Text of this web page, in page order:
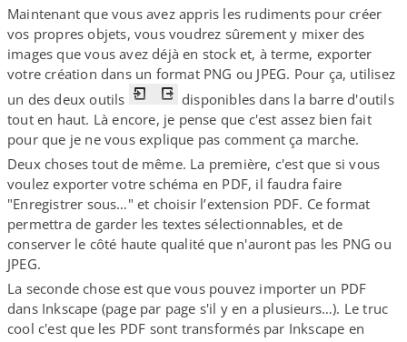
Maintenant que vous avez appris les rudiments pour créer
vos propres objets, vous voudrez sûrement y mixer des
images que vous avez déjà en stock et, à terme, exporter
votre création dans un format PNG ou JPEG. Pour ça, utilisez
un des deux outils
disponibles dans la barre d'outils
tout en haut. Là encore, je pense que c'est assez bien fait
pour que je ne vous explique pas comment ça marche.
Deux choses tout de même. La première, c'est que si vous
voulez exporter votre schéma en PDF, il faudra faire
"Enregistrer sous…" et choisir l’extension PDF. Ce format
permettra de garder les textes sélectionnables, et de
conserver le côté haute qualité que n'auront pas les PNG ou
JPEG.
La seconde chose est que vous pouvez importer un PDF
dans Inkscape (page par page s'il y en a plusieurs…). Le truc
cool c'est que les PDF sont transformés par Inkscape en